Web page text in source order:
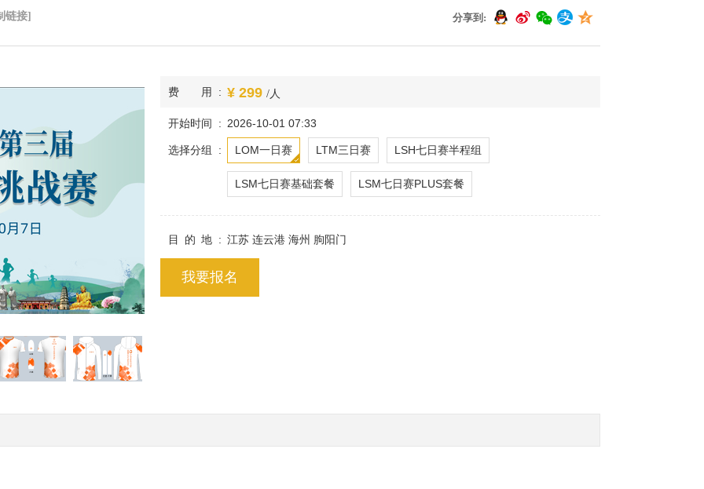
链接] 分享到:
费用 299 /人
开始时间 2026-10-01 07:33
选择分组 LOM一日赛 LTM三日赛 LSH七日赛半程组
LSM七日赛基础套餐 LSM七日赛PLUS套餐
目的地 江苏 连云港 海州 朐阳门
我要报名